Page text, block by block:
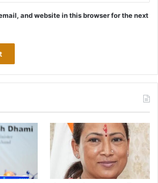
and website in this browser for the next